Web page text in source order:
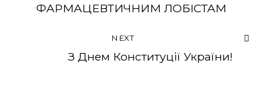
ФАРМАЦЕВТИЧНИМ ЛОБІСТАМ
NEXT
З Днем Конституції України!